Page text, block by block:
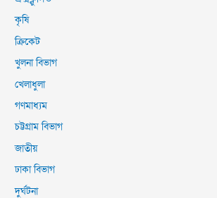
কৃষি
ক্রিকেট
খুলনা বিভাগ
খেলাধুলা
গণমাধ্যম
চট্টগ্রাম বিভাগ
জাতীয়
ঢাকা বিভাগ
দুর্ঘটনা